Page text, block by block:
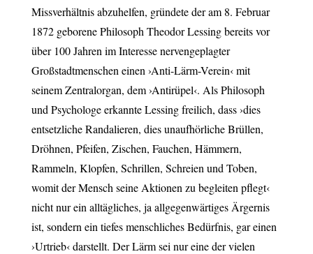
Missverhältnis abzuhelfen, gründete der am 8. Februar
1872 geborene Philosoph Theodor Lessing bereits vor
über 100 Jahren im Interesse nervengeplagter
Großstadtmenschen einen ›Anti-Lärm-Verein‹ mit
seinem Zentralorgan, dem ›Antirüpel‹. Als Philosoph
und Psychologe erkannte Lessing freilich, dass ›dies
entsetzliche Randalieren, dies unaufhörliche Brüllen,
Dröhnen, Pfeifen, Zischen, Fauchen, Hämmern,
Rammeln, Klopfen, Schrillen, Schreien und Toben,
womit der Mensch seine Aktionen zu begleiten pflegt‹
nicht nur ein alltägliches, ja allgegenwärtiges Ärgernis
ist, sondern ein tiefes menschliches Bedürfnis, gar einen
›Urtrieb‹ darstellt. Der Lärm sei nur eine der vielen